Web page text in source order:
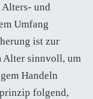
und
Umfang
ist zur
Alter sinnvoll, um
Handeln
folgend,